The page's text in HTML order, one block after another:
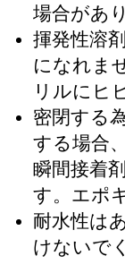
場合があ
揮発性溶
になれま
リルにヒ
密閉する
する場合
瞬間接着
す。エポ
耐水性は
けないで